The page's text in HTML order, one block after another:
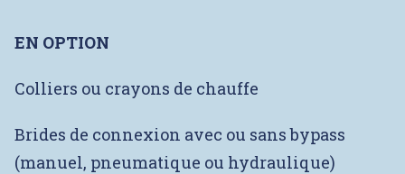
EN OPTION
Colliers ou crayons de chauffe
Brides de connexion avec ou sans bypass
(manuel, pneumatique ou hydraulique)